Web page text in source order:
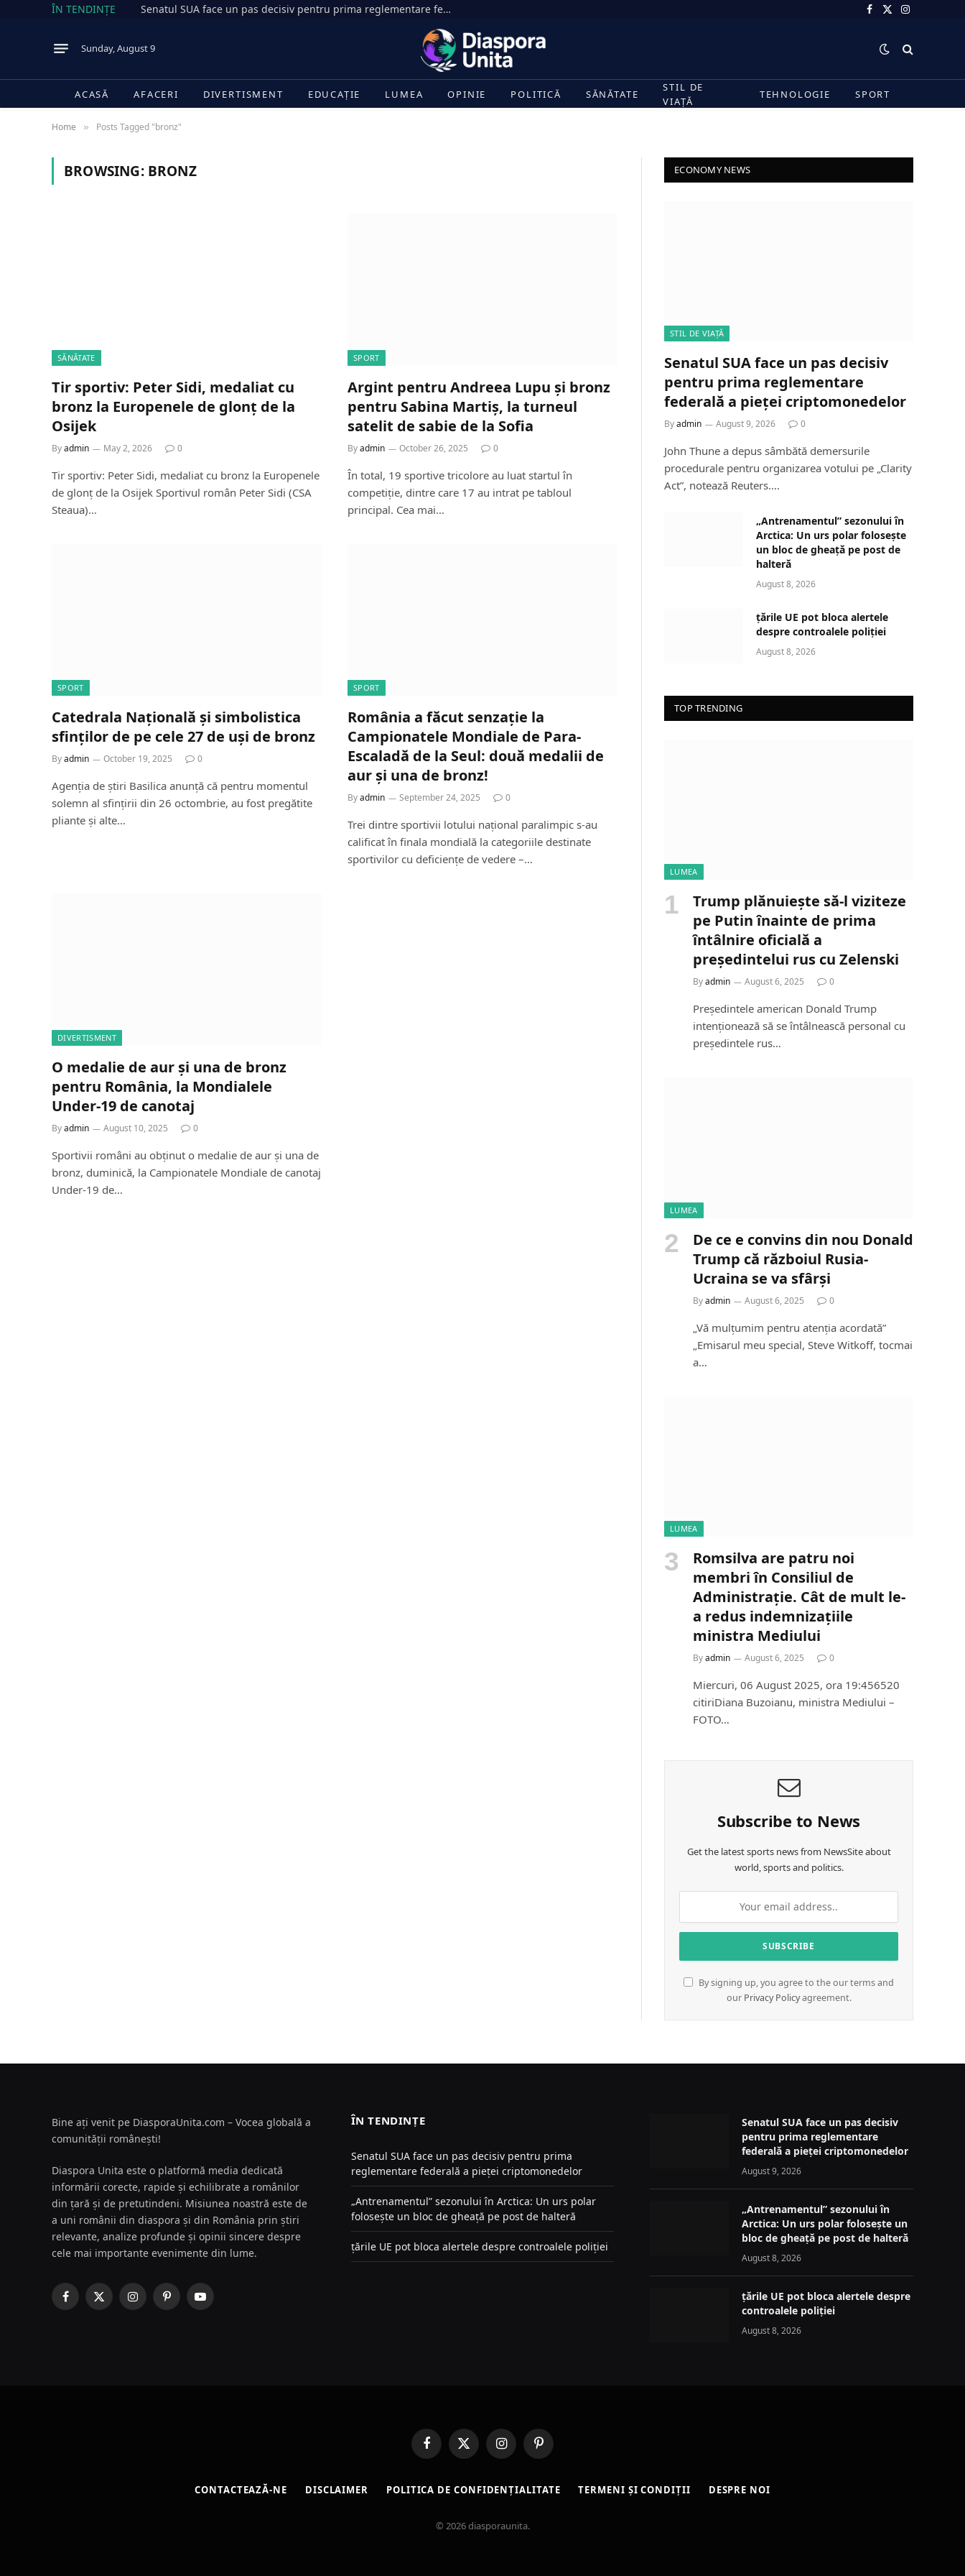
ÎN TENDINȚE Senatul SUA face un pas decisiv pentru prima reglementare federală a pieței criptomonedelor Facebook
X
Instagram
Sunday, August 9
ACASĂ AFACERI DIVERTISMENT EDUCAȚIE LUMEA OPINIE POLITICĂ SĂNĂTATE
STIL DE
VIAȚĂ
TEHNOLOGIE SPORT
Home » Posts Tagged "bronz"
BROWSING: BRONZ
SĂNĂTATE
Tir sportiv: Peter Sidi, medaliat cu
bronz la Europenele de glonț de la
Osijek
Byadmin May 2, 2026 0
Tir sportiv: Peter Sidi, medaliat cu bronz la Europenele
de glonț de la Osijek Sportivul român Peter Sidi (CSA
Steaua)…
SPORT
Argint pentru Andreea Lupu și bronz
pentru Sabina Martiș, la turneul
satelit de sabie de la Sofia
Byadmin October 26, 2025 0
În total, 19 sportive tricolore au luat startul în
competiție, dintre care 17 au intrat pe tabloul
principal. Cea mai…
SPORT
Catedrala Națională și simbolistica
sfinților de pe cele 27 de uși de bronz
Byadmin October 19, 2025 0
Agenția de știri Basilica anunță că pentru momentul
solemn al sfințirii din 26 octombrie, au fost pregătite
pliante și alte…
SPORT
România a făcut senzație la
Campionatele Mondiale de Para-
Escaladă de la Seul: două medalii de
aur și una de bronz!
Byadmin September 24, 2025 0
Trei dintre sportivii lotului național paralimpic s-au
calificat în finala mondială la categoriile destinate
sportivilor cu deficiențe de vedere –…
DIVERTISMENT
O medalie de aur și una de bronz
pentru România, la Mondialele
Under-19 de canotaj
Byadmin August 10, 2025 0
Sportivii români au obținut o medalie de aur și una de
bronz, duminică, la Campionatele Mondiale de canotaj
Under-19 de…
ECONOMY NEWS
STIL DE VIAȚĂ
Senatul SUA face un pas decisiv
pentru prima reglementare
federală a pieței criptomonedelor
Byadmin August 9, 2026 0
John Thune a depus sâmbătă demersurile
procedurale pentru organizarea votului pe „Clarity
Act”, notează Reuters.…
„Antrenamentul” sezonului în
Arctica: Un urs polar folosește
un bloc de gheață pe post de
halteră
August 8, 2026
țările UE pot bloca alertele
despre controalele poliției
August 8, 2026
TOP TRENDING
LUMEA
Trump plănuiește să-l viziteze
pe Putin înainte de prima
întâlnire oficială a
președintelui rus cu Zelenski
Byadmin August 6, 2025 0
Președintele american Donald Trump
intenționează să se întâlnească personal cu
președintele rus…
LUMEA
De ce e convins din nou Donald
Trump că războiul Rusia-
Ucraina se va sfârși
Byadmin August 6, 2025 0
„Vă mulțumim pentru atenția acordată”
„Emisarul meu special, Steve Witkoff, tocmai
a…
LUMEA
Romsilva are patru noi
membri în Consiliul de
Administrație. Cât de mult le-
a redus indemnizațiile
ministra Mediului
Byadmin August 6, 2025 0
Miercuri, 06 August 2025, ora 19:456520
citiriDiana Buzoianu, ministra Mediului –
FOTO…
Subscribe to News
Get the latest sports news from NewsSite about
world, sports and politics.
By signing up, you agree to the our terms and
our Privacy Policyagreement.
Bine ați venit pe DiasporaUnita.com – Vocea globală a
comunității românești!
Diaspora Unita este o platformă media dedicată
informării corecte, rapide și echilibrate a românilor
din țară și de pretutindeni. Misiunea noastră este de
a uni românii din diaspora și din România prin știri
relevante, analize profunde și opinii sincere despre
cele mai importante evenimente din lume.
Facebook
X
InstagramPinterestYouTube
ÎN TENDINȚE
Senatul SUA face un pas decisiv pentru prima
reglementare federală a pieței criptomonedelor
„Antrenamentul” sezonului în Arctica: Un urs polar
folosește un bloc de gheață pe post de halteră
țările UE pot bloca alertele despre controalele poliției
Senatul SUA face un pas decisiv
pentru prima reglementare
federală a pieței criptomonedelor
August 9, 2026
„Antrenamentul” sezonului în
Arctica: Un urs polar folosește un
bloc de gheață pe post de halteră
August 8, 2026
țările UE pot bloca alertele despre
controalele poliției
August 8, 2026
FacebookX
(Twitter)
InstagramPinterest
CONTACTEAZĂ-NE DISCLAIMER POLITICA DE CONFIDENȚIALITATE TERMENI ȘI CONDIȚII DESPRE NOI
© 2026 diasporaunita.